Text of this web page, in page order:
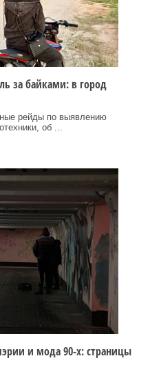
за байками: в город
рейды по выявлению
об ...
и мода 90-х: страницы